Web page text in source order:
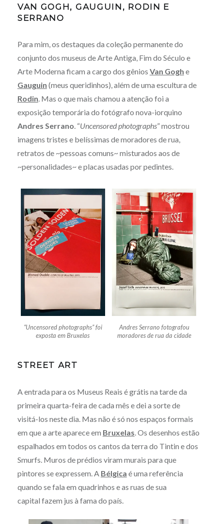
VAN GOGH, GAUGUIN, RODIN E
SERRANO
Para mim, os destaques da coleção permanente do
conjunto dos museus de Arte Antiga, Fim do Século e
Arte Moderna ficam a cargo dos gênios Van Gogh e
Gauguin (meus queridinhos), além de uma escultura de
Rodin. Mas o que mais chamou a atenção foi a
exposição temporária do fotógrafo nova-iorquino
Andres Serrano. “Uncensored photographs” mostrou
imagens tristes e belíssimas de moradores de rua,
retratos de ~pessoas comuns~ misturados aos de
~personalidades~ e placas usadas por pedintes.
“Uncensored photographs” foi
exposta em Bruxelas
Andres Serrano fotografou
moradores de rua da cidade
STREET ART
A entrada para os Museus Reais é grátis na tarde da
primeira quarta-feira de cada mês e dei a sorte de
visitá-los neste dia. Mas não é só nos espaços formais
em que a arte aparece em Bruxelas . Os desenhos estão
espalhados em todos os cantos da terra do Tintin e dos
Smurfs. Muros de prédios viram murais para que
pintores se expressem. A Bélgica é uma referência
quando se fala em quadrinhos e as ruas de sua
capital fazem jus à fama do país.